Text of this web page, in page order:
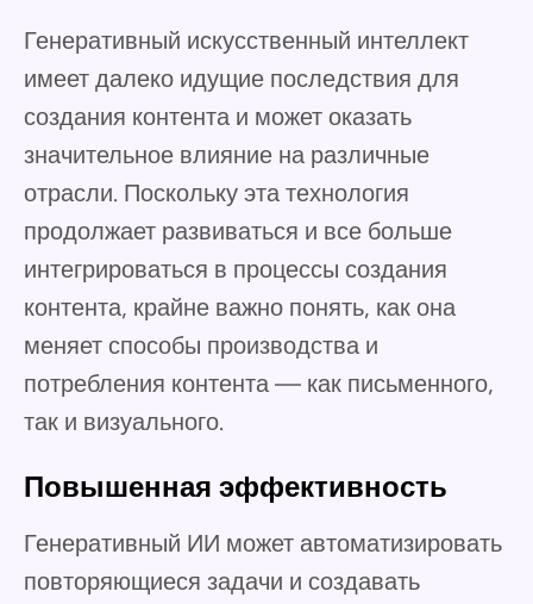
Генеративный искусственный интеллект
имеет далеко идущие последствия для
создания контента и может оказать
значительное влияние на различные
отрасли. Поскольку эта технология
продолжает развиваться и все больше
интегрироваться в процессы создания
контента, крайне важно понять, как она
меняет способы производства и
потребления контента — как письменного,
так и визуального.
Повышенная эффективность
Генеративный ИИ может автоматизировать
повторяющиеся задачи и создавать